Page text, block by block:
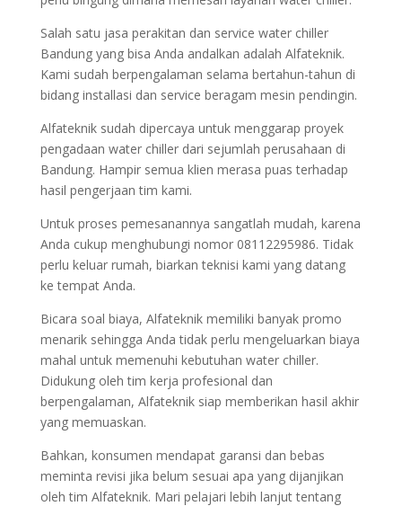
Salah satu jasa perakitan dan service water chiller
Bandung yang bisa Anda andalkan adalah Alfateknik.
Kami sudah berpengalaman selama bertahun-tahun di
bidang installasi dan service beragam mesin pendingin.
Alfateknik sudah dipercaya untuk menggarap proyek
pengadaan water chiller dari sejumlah perusahaan di
Bandung. Hampir semua klien merasa puas terhadap
hasil pengerjaan tim kami.
Untuk proses pemesanannya sangatlah mudah, karena
Anda cukup menghubungi nomor 08112295986. Tidak
perlu keluar rumah, biarkan teknisi kami yang datang
ke tempat Anda.
Bicara soal biaya, Alfateknik memiliki banyak promo
menarik sehingga Anda tidak perlu mengeluarkan biaya
mahal untuk memenuhi kebutuhan water chiller.
Didukung oleh tim kerja profesional dan
berpengalaman, Alfateknik siap memberikan hasil akhir
yang memuaskan.
Bahkan, konsumen mendapat garansi dan bebas
meminta revisi jika belum sesuai apa yang dijanjikan
oleh tim Alfateknik. Mari pelajari lebih lanjut tentang